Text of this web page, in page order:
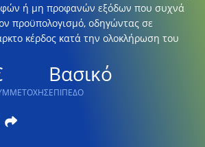
ή μη προφανών εξόδων που συχνά
προϋπολογισμό, οδηγώντας σε
κέρδος κατά την ολοκλήρωση του
Βασικό
ΕΠΙΠΕΔΟ
Email